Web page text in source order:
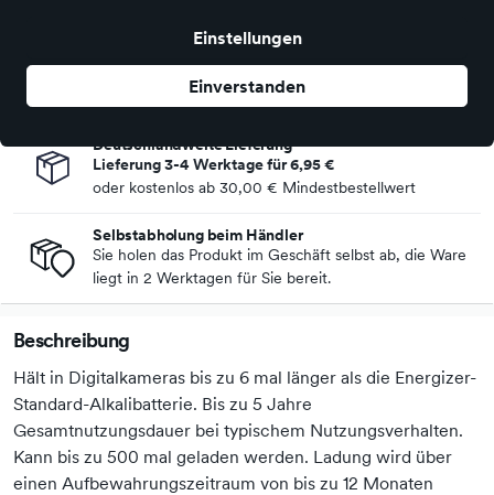
Einstellungen
Einverstanden
Haben Sie eine Frage zum Produkt? Kontaktieren Sie uns!
Deutschlandweite Lieferung
Lieferung 3-4 Werktage für6,95 €
oder kostenlos ab 30,00 € Mindestbestellwert
Selbstabholung beim Händler
Sie holen das Produkt im Geschäft selbst ab, die Ware
liegt in 2 Werktagen für Sie bereit.
Beschreibung
Hält in Digitalkameras bis zu 6 mal länger als die Energizer-
Standard-Alkalibatterie. Bis zu 5 Jahre
Gesamtnutzungsdauer bei typischem Nutzungsverhalten.
Kann bis zu 500 mal geladen werden. Ladung wird über
einen Aufbewahrungszeitraum von bis zu 12 Monaten